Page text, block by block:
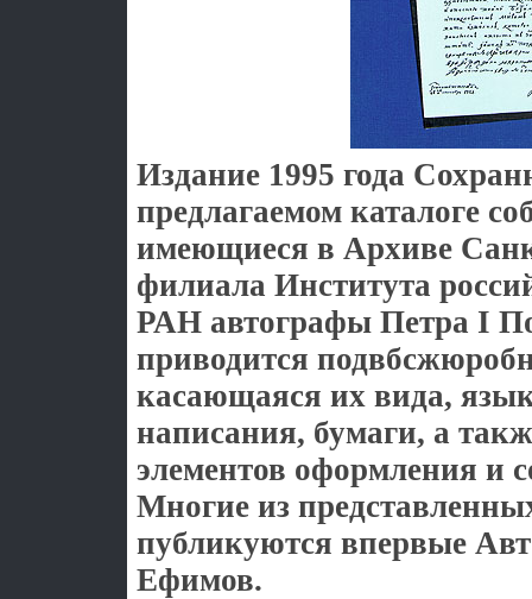
Издание 1995 года
предлагаемом каталоге
имеющиеся в Архиве
филиала Института
РАН автографы Петра I
приводится
касающаяся их вида,
написания, бумаги, а
элементов оформления и
Многие из
публикуются впервые
Ефимов.